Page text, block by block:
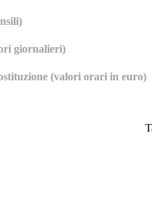
giornalieri)
(valori orari in euro)